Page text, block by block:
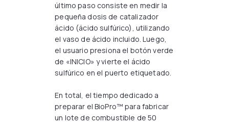
último paso consiste en medir la
pequeña dosis de catalizador
ácido (ácido sulfúrico), utilizando
el vaso de ácido incluido. Luego,
el usuario presiona el botón verde
de «INICIO» y vierte el ácido
sulfúrico en el puerto etiquetado.
En total, el tiempo dedicado a
preparar el BioPro™ para fabricar
un lote de combustible de 50